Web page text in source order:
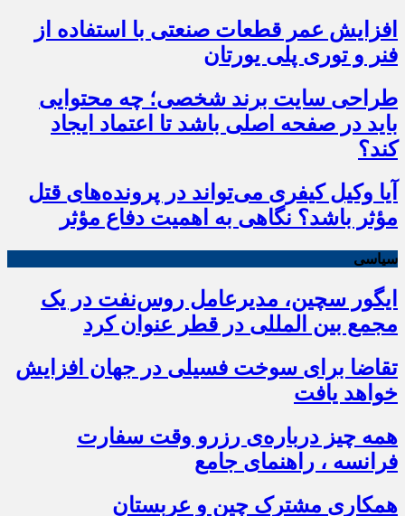
افزایش عمر قطعات صنعتی با استفاده از
فنر و توری پلی یورتان
طراحی سایت برند شخصی؛ چه محتوایی
باید در صفحه اصلی باشد تا اعتماد ایجاد
کند؟
آیا وکیل کیفری می‌تواند در پرونده‌های قتل
مؤثر باشد؟ نگاهی به اهمیت دفاع مؤثر
سیاسی
ایگور سچین، مدیرعامل روس‌نفت در یک
مجمع بین المللی در قطر عنوان کرد
تقاضا برای سوخت فسیلی در جهان افزایش
خواهد یافت
همه چیز درباره‌ی رزرو وقت سفارت
فرانسه ، راهنمای جامع
همکاری مشترک چین و عربستان